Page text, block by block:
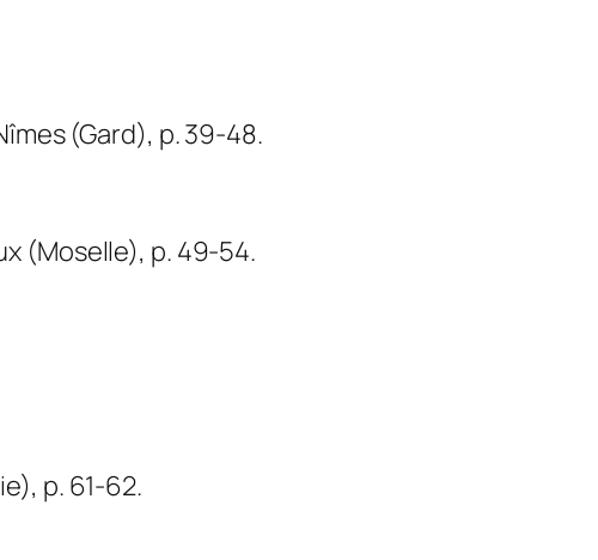
(Gard), p. 39-48.
(Moselle), p. 49-54.
p. 61-62.